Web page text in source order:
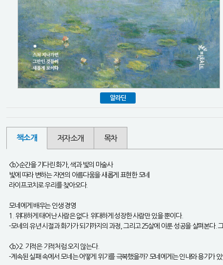
알라딘
책소개 저자소개 목차
<b>순간을 기다린 화가, 색과 빛의 마술사
빛에 따라 변하는 자연의 아름다움을 새롭게 표현한 모네
라이프코치로 우리를 찾아오다.
모네에게 배우는 인생 경영
1. 위대하게 태어난 사람은 없다. 위대하게 성장한 사람만 있을 뿐이다.
-모네의 유년 시절과 화가가 되기까지의 과정, 그리고 25살에 이룬 성공을 살펴본다.
<b>2. 기적은 기적처럼 오지 않는다.
-계속된 실패 속에서 모네는 어떻게 위기를 극복했을까? 모네에게는 인내와 용기가